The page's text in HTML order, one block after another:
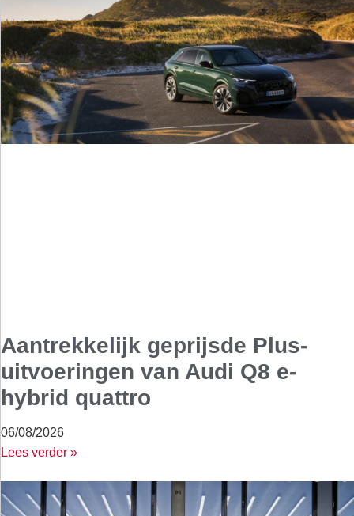
Aantrekkelijk geprijsde Plus-
uitvoeringen van Audi Q8 e-
hybrid quattro
06/08/2026
Lees verder »